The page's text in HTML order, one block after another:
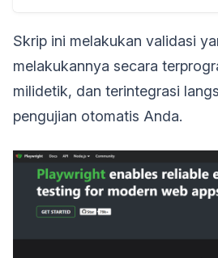
Skrip ini melakukan validasi
melakukannya secara
milidetik, dan terintegrasi
pengujian otomatis Anda.